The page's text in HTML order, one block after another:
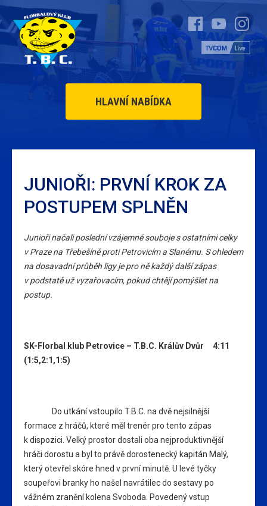
HLAVNÍ NABÍDKA
JUNIOŘI: PRVNÍ KROK ZA
POSTUPEM SPLNĚN
Junioři načali poslední vzájemné souboje s ostatními celky
v Praze na Třebešíně proti Petrovicím a Slanému. S ohledem
na dosavadní průběh ligy je pro ně každý další zápas
v podstatě už vyzařovacím, pokud chtějí pomýšlet na
postup.
SK-Florbal klub Petrovice – T.B.C. Králův Dvůr 4:11
(1:5,2:1,1:5)
Do utkání vstoupilo T.B.C. na dvě nejsilnější
formace z hráčů, které měl trenér pro tento zápas
k dispozici. Velký prostor dostali oba nejproduktivnější
hráči dorostu a byl to právě dorostenecký kapitán Malý,
který otevřel skóre hned v první minutě. U levé tyčky
soupeřovi branky ho našel navrátilec do sestavy po
vážném zranění kolena Svoboda. Povedený vstup